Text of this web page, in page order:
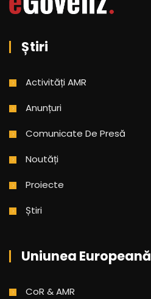
Știri
Activități AMR
Anunțuri
Comunicate De Presă
Noutăți
Proiecte
Știri
Uniunea Europeană
CoR & AMR